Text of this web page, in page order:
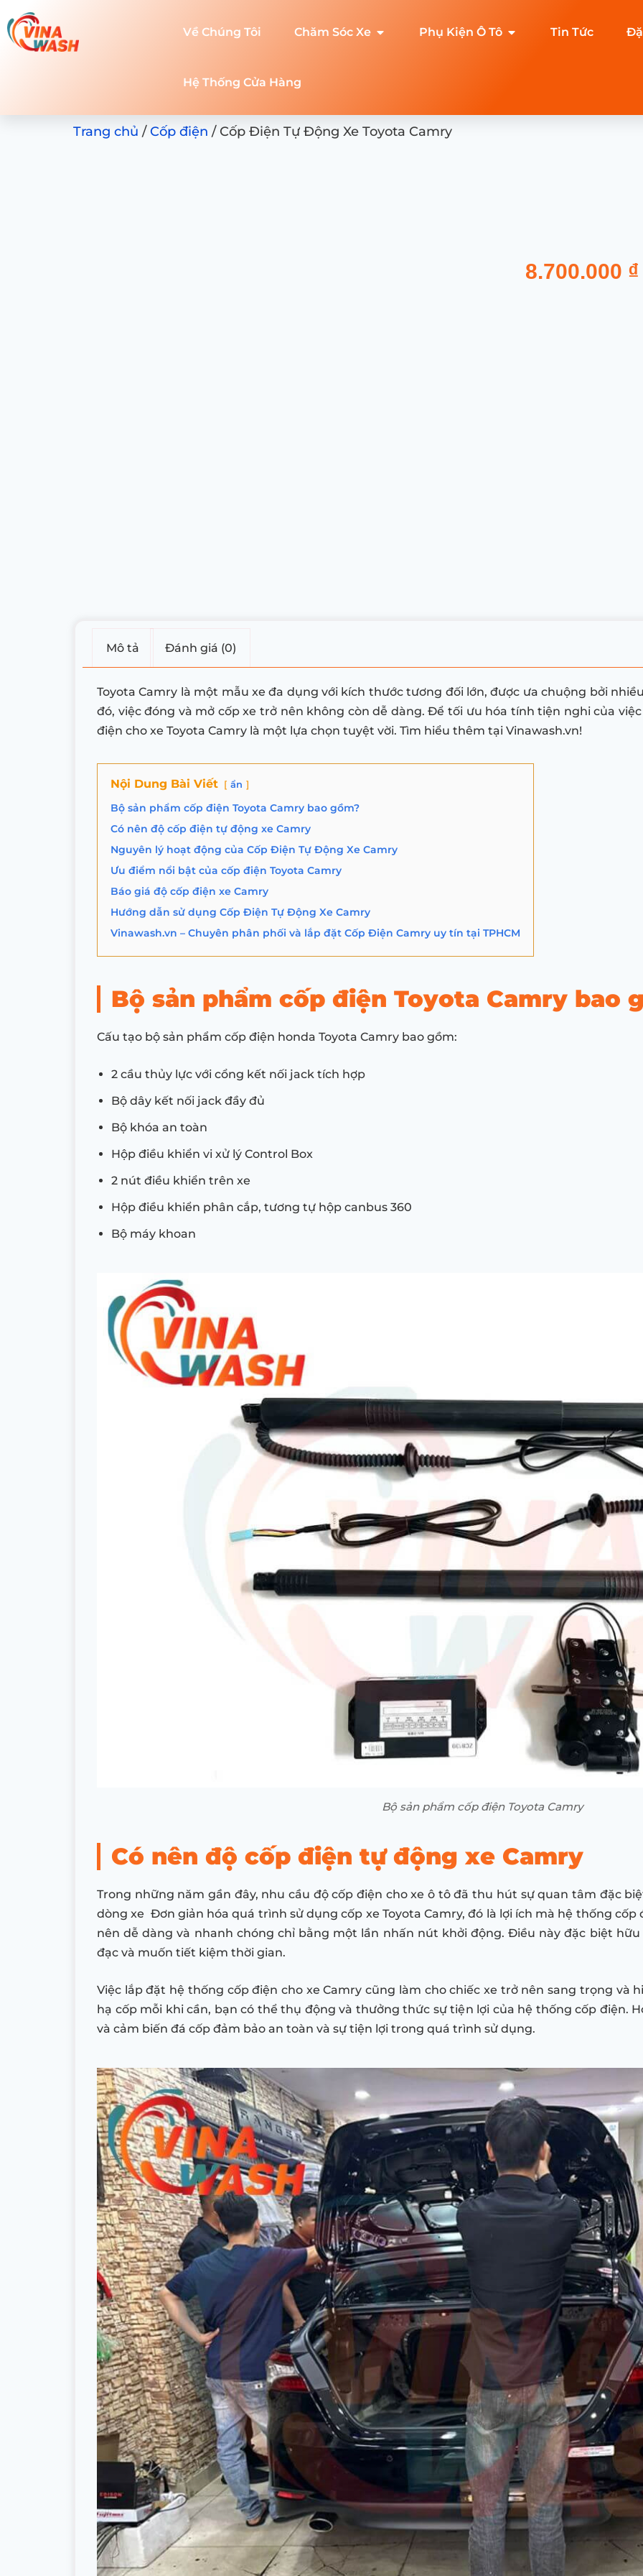
Về Chúng Tôi Chăm Sóc Xe Phụ Kiện Ô Tô Tin Tức
Hệ Thống Cửa Hàng
Trang chủ /Cốp điện / Cốp Điện Tự Động Xe Toyota Camry
8.700.000 ₫
Mô tả Đánh giá (0)
Toyota Camry là một mẫu xe đa dụng với kích thước tương đối lớn, được ưa chuộng bởi
đó, việc đóng và mở cốp xe trở nên không còn dễ dàng. Để tối ưu hóa tính tiện nghi của
điện cho xe Toyota Camry là một lựa chọn tuyệt vời. Tìm hiểu thêm tại Vinawash.vn!
Nội Dung Bài Viết ẩn
Bộ sản phẩm cốp điện Toyota Camry bao gồm?
Có nên độ cốp điện tự động xe Camry
Nguyên lý hoạt động của Cốp Điện Tự Động Xe Camry
Ưu điểm nổi bật của cốp điện Toyota Camry
Báo giá độ cốp điện xe Camry
Hướng dẫn sử dụng Cốp Điện Tự Động Xe Camry
Vinawash.vn – Chuyên phân phối và lắp đặt Cốp Điện Camry uy tín tại TPHCM
Bộ sản phẩm cốp điện Toyota Camry bao
Cấu tạo bộ sản phẩm cốp điện honda Toyota Camry bao gồm:
2 cầu thủy lực với cổng kết nối jack tích hợp
Bộ dây kết nối jack đầy đủ
Bộ khóa an toàn
Hộp điều khiển vi xử lý Control Box
2 nút điều khiển trên xe
Hộp điều khiển phân cắp, tương tự hộp canbus 360
Bộ máy khoan
Bộ sản phẩm cốp điện Toyota Camry
Có nên độ cốp điện tự động xe Camry
Trong những năm gần đây, nhu cầu độ cốp điện cho xe ô tô đã thu hút sự quan tâm đặc
dòng xe Đơn giản hóa quá trình sử dụng cốp xe Toyota Camry, đó là lợi ích mà hệ thống
nên dễ dàng và nhanh chóng chỉ bằng một lần nhấn nút khởi động. Điều này đặc biệt
đạc và muốn tiết kiệm thời gian.
Việc lắp đặt hệ thống cốp điện cho xe Camry cũng làm cho chiếc xe trở nên sang trọng và
hạ cốp mỗi khi cần, bạn có thể thụ động và thưởng thức sự tiện lợi của hệ thống cốp điện.
và cảm biến đá cốp đảm bảo an toàn và sự tiện lợi trong quá trình sử dụng.